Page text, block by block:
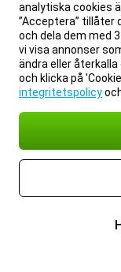
analytiska cookies
”Acceptera” tillåter
och dela dem med
vi visa annonser
ändra eller
och klicka på
integritetspolicy